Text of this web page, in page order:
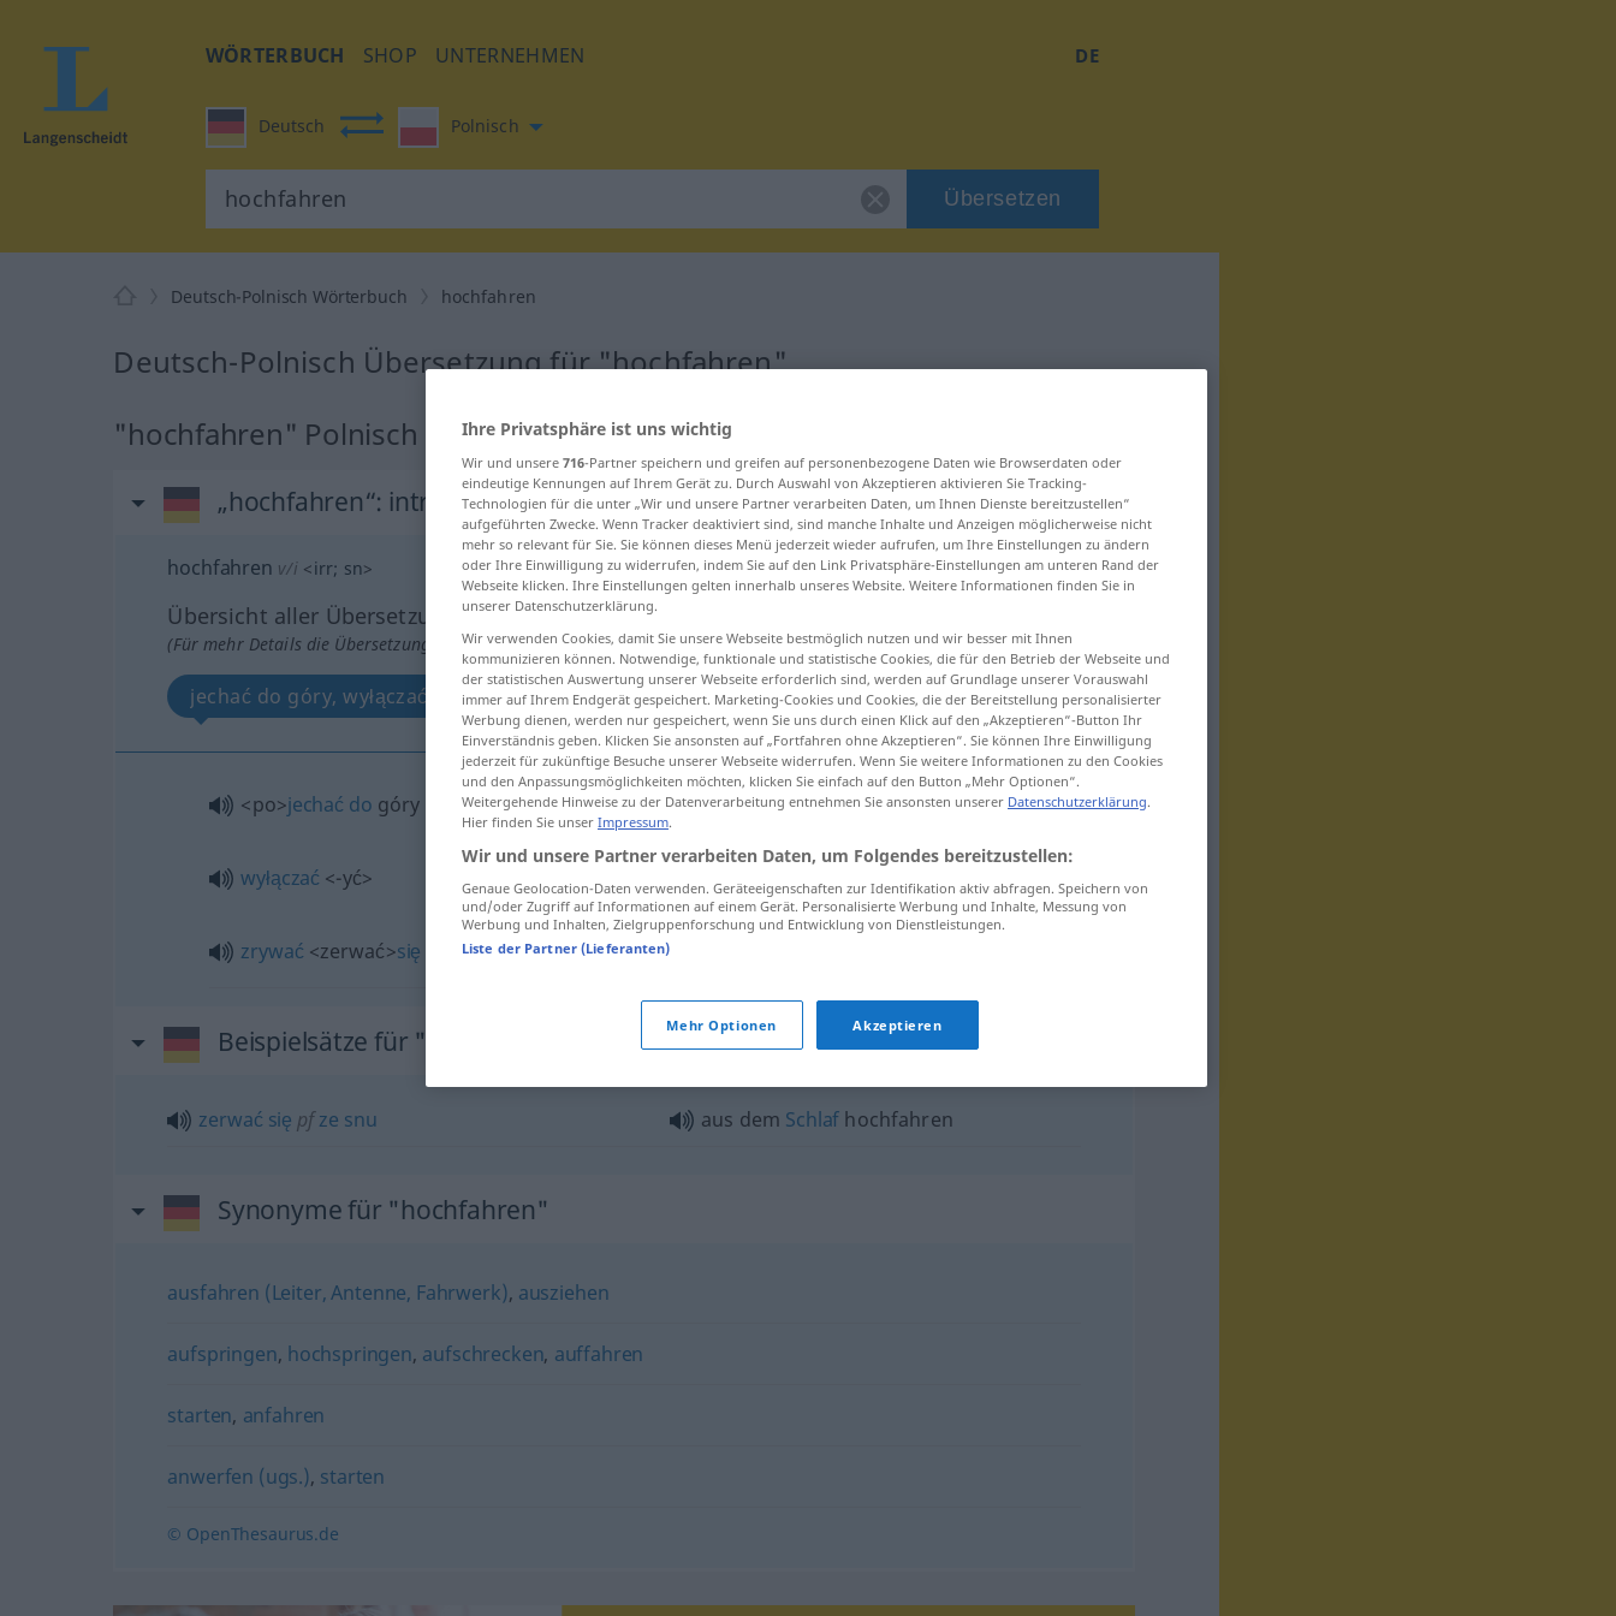
WÖRTERBUCH SHOP UNTERNEHMEN DE
Deutsch Polnisch
Übersetzen
Deutsch-Polnisch Wörterbuch hochfahren
Deutsch-Polnisch Übersetzung für "hochfahren"
"hochfahren" Polnisch Übersetzung
„hochfahren“: intransitives Verb
hochfahren v/i <irr; sn>
Übersicht aller Übersetzungen
(Für mehr Details die Übersetzung anklicken/antippen)
jechać do góry, wyłączać, zrywać się
<po>jechać do góry mit dem Liftwindą) hochfahren
wyłączać <-yć> hochfahren Computer
zrywać <zerwać>się (na równe nogi)
Beispielsätze für "hochfahren"
zerwać się pfze snu aus dem Schlaf hochfahren
Synonyme für "hochfahren"
ausfahren (Leiter, Antenne, Fahrwerk), ausziehen
aufspringen, hochspringen, aufschrecken, auffahren
starten, anfahren
anwerfen (ugs.), starten
© OpenThesaurus.de
Ihre Privatsphäre ist uns wichtig
Wir und unsere 716-Partner speichern und greifen auf personenbezogene Daten wie Browserdaten oder
eindeutige Kennungen auf Ihrem Gerät zu. Durch Auswahl von Akzeptieren aktivieren Sie Tracking-
Technologien für die unter „Wir und unsere Partner verarbeiten Daten, um Ihnen Dienste bereitzustellen“
aufgeführten Zwecke. Wenn Tracker deaktiviert sind, sind manche Inhalte und Anzeigen möglicherweise nicht
mehr so relevant für Sie. Sie können dieses Menü jederzeit wieder aufrufen, um Ihre Einstellungen zu ändern
oder Ihre Einwilligung zu widerrufen, indem Sie auf den Link Privatsphäre-Einstellungen am unteren Rand der
Webseite klicken. Ihre Einstellungen gelten innerhalb unseres Website. Weitere Informationen finden Sie in
unserer Datenschutzerklärung.
Wir verwenden Cookies, damit Sie unsere Webseite bestmöglich nutzen und wir besser mit Ihnen
kommunizieren können. Notwendige, funktionale und statistische Cookies, die für den Betrieb der Webseite und
der statistischen Auswertung unserer Webseite erforderlich sind, werden auf Grundlage unserer Vorauswahl
immer auf Ihrem Endgerät gespeichert. Marketing-Cookies und Cookies, die der Bereitstellung personalisierter
Werbung dienen, werden nur gespeichert, wenn Sie uns durch einen Klick auf den „Akzeptieren“-Button Ihr
Einverständnis geben. Klicken Sie ansonsten auf „Fortfahren ohne Akzeptieren“. Sie können Ihre Einwilligung
jederzeit für zukünftige Besuche unserer Webseite widerrufen. Wenn Sie weitere Informationen zu den Cookies
und den Anpassungsmöglichkeiten möchten, klicken Sie einfach auf den Button „Mehr Optionen“.
Weitergehende Hinweise zu der Datenverarbeitung entnehmen Sie ansonsten unserer Datenschutzerklärung.
Hier finden Sie unser Impressum.
Wir und unsere Partner verarbeiten Daten, um Folgendes bereitzustellen:
Genaue Geolocation-Daten verwenden. Geräteeigenschaften zur Identifikation aktiv abfragen. Speichern von
und/oder Zugriff auf Informationen auf einem Gerät. Personalisierte Werbung und Inhalte, Messung von
Werbung und Inhalten, Zielgruppenforschung und Entwicklung von Dienstleistungen.
Liste der Partner (Lieferanten)
Mehr Optionen Akzeptieren